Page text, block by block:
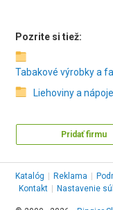
Pozrite si tiež:
Tabakové výrobky a
Liehoviny a
Pridať firmu
Katalóg Reklama
Kontakt
Nastavenie